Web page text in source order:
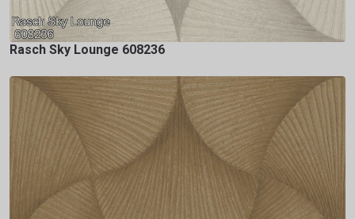
Rasch Sky Lounge 608236